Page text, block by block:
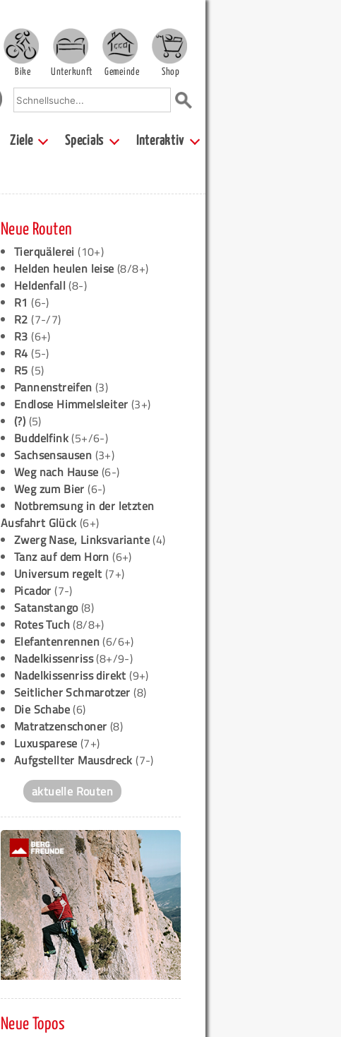
Bike Unterkunft Gemeinde Shop
Ziele Specials Interaktiv
Neue Routen
Tierquälerei (10+)
Helden heulen leise(8/8+)
Heldenfall(8-)
R1 (6-)
R2 (7-/7)
R3 (6+)
R4 (5-)
R5 (5)
Pannenstreifen (3)
Endlose Himmelsleiter (3+)
(?) (5)
Buddelfink(5+/6-)
Sachsensausen (3+)
Weg nach Hause (6-)
Weg zum Bier (6-)
Notbremsung in der letzten
Ausfahrt Glück (6+)
Zwerg Nase, Linksvariante(4)
Tanz auf dem Horn (6+)
Universum regelt (7+)
Picador (7-)
Satanstango(8)
Rotes Tuch(8/8+)
Elefantenrennen(6/6+)
Nadelkissenriss(8+/9-)
Nadelkissenriss direkt (9+)
Seitlicher Schmarotzer (8)
Die Schabe(6)
Matratzenschoner (8)
Luxusparese (7+)
Aufgstellter Mausdreck (7-)
aktuelle Routen
Neue Topos